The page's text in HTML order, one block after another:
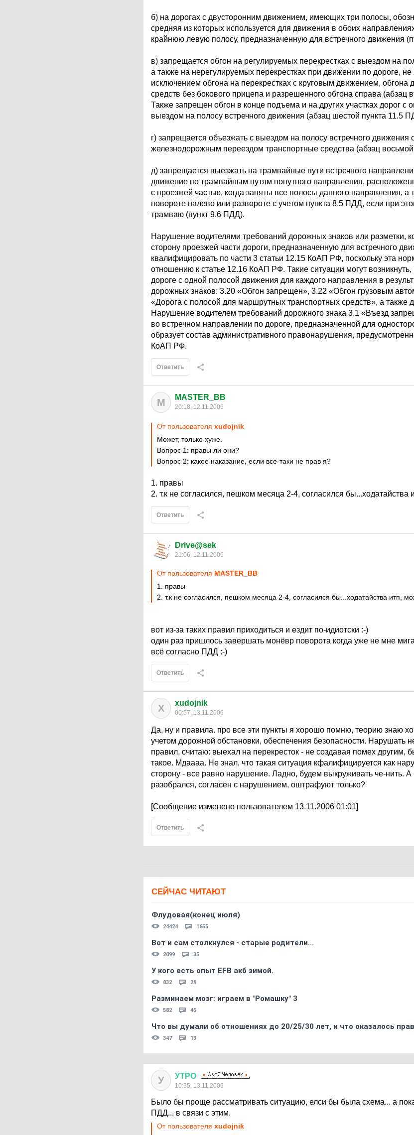
б) на дорогах с двусторонним движением, имеющих три полосы,
средняя из которых используется для движения в обоих
крайнюю левую полосу, предназначенную для встречного движения
в) запрещается обгон на регулируемых перекрестках с выездом на
а также на нерегулируемых перекрестках при движении по дороге,
исключением обгона на перекрестках с круговым движением, обгона
средств без бокового прицепа и разрешенного обгона справа (абзац
Также запрещен обгон в конце подъема и на других участках дорог с
выездом на полосу встречного движения (абзац шестой пункта 11.5
г) запрещается объезжать с выездом на полосу встречного движения
железнодорожным переездом транспортные средства (абзац
д) запрещается выезжать на трамвайные пути встречного
движение по трамвайным путям попутного направления,
с проезжей частью, когда заняты все полосы данного направления, а
повороте налево или развороте с учетом пункта 8.5 ПДД, если при
трамваю (пункт 9.6 ПДД).
Нарушение водителями требований дорожных знаков или разметки,
сторону проезжей части дороги, предназначенную для встречного
квалифицировать по части 3 статьи 12.15 КоАП РФ, поскольку эта
отношению к статье 12.16 КоАП РФ. Такие ситуации могут
дороге с одной полосой движения для каждого направления в
дорожных знаков: 3.20 «Обгон запрещен», 3.22 «Обгон грузовым
«Дорога с полосой для маршрутных транспортных средств», а также
Нарушение водителем требований дорожного знака 3.1 «Въезд
во встречном направлении по дороге, предназначенной для
образует состав административного правонарушения,
КоАП РФ.
Ответить
M MASTER_BB
20:18, 12.11.2006
От пользователя xudojnik
Может, только хуже.
Вопрос 1: правы ли они?
Вопрос 2: какое наказание, если все-таки не прав я?
1. правы
2. т.к не согласился, пешком месяца 2-4, согласился
Ответить
Drive@sek
21:06, 12.11.2006
От пользователя MASTER_BB
1. правы
2. т.к не согласился, пешком месяца 2-4, согласился бы...ходатайства итп,
вот из-за таких правил приходиться и ездит по-идиотски :-)
один раз пришлось завершать монёвр поворота когда уже не мне
всё согласно ПДД :-)
Ответить
X xudojnik
00:57, 13.11.2006
Да, ну и правила. про все эти пункты я хорошо помню, теорию знаю
учетом дорожной обстановки, обеспечения безопасности. Нарушать
правил, считаю: выехал на перекресток - не создавая помех другим,
такое. Мдаааа. Не знал, что такая ситуация кфалифицируется как
сторону - все равно нарушение. Ладно, будем выкруживать че-нить. А
разобрался, согласен с нарушением, оштрафуют только?
[Сообщение изменено пользователем 13.11.2006 01:01]
Ответить
СЕЙЧАС ЧИТАЮТ
Флудовая(конец июля)
24424 1655
Вот и сам столкнулся - старые родители...
2099 35
У кого есть опыт EFB акб зимой.
832 29
Разминаем мозг: играем в "Ромашку" 3
582 45
Что вы думали об отношениях до 20/25/30 лет, и что оказалось
347 13
У УТРО
10:35, 13.11.2006
Было бы проще рассматривать ситуацию, елси бы была схема... а
ПДД... в связи с этим.
От пользователя xudojnik